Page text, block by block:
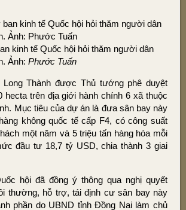
kinh tế Quốc hội hỏi thăm người dân
Ảnh: Phước Tuấn
Thành được Thủ tướng phê duyệt
hecta trên địa giới hành chính 6 xã thuộc
Mục tiêu của dự án là đưa sân bay này
không quốc tế cấp F4, có công suất
một năm và 5 triệu tấn hàng hóa mỗi
đầu tư 18,7 tỷ USD, chia thành 3 giai
hội đã đồng ý thông qua nghị quyết
thường, hỗ trợ, tái định cư sân bay này
phần do UBND tỉnh Đồng Nai làm chủ